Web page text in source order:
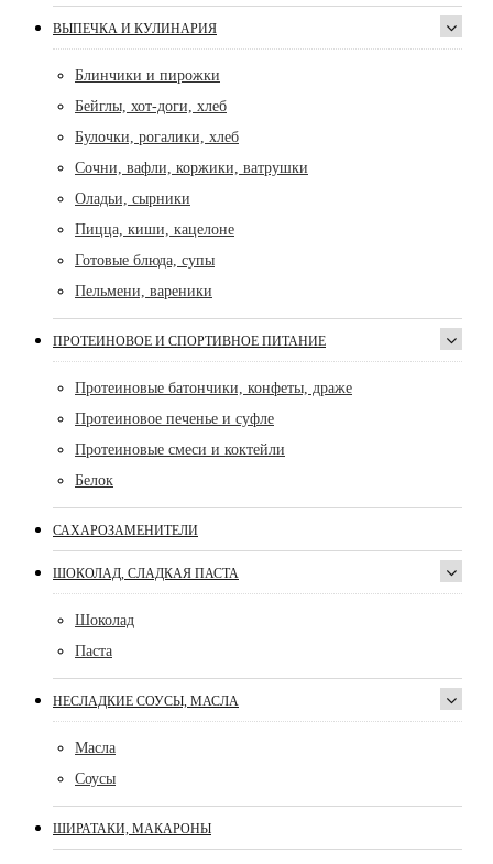
ВЫПЕЧКА И КУЛИНАРИЯ
Блинчики и пирожки
Бейглы, хот-доги, хлеб
Булочки, рогалики, хлеб
Сочни, вафли, коржики, ватрушки
Оладьи, сырники
Пицца, киши, кацелоне
Готовые блюда, супы
Пельмени, вареники
ПРОТЕИНОВОЕ И СПОРТИВНОЕ ПИТАНИЕ
Протеиновые батончики, конфеты, драже
Протеиновое печенье и суфле
Протеиновые смеси и коктейли
Белок
САХАРОЗАМЕНИТЕЛИ
ШОКОЛАД, СЛАДКАЯ ПАСТА
Шоколад
Паста
НЕСЛАДКИЕ СОУСЫ, МАСЛА
Масла
Соусы
ШИРАТАКИ, МАКАРОНЫ